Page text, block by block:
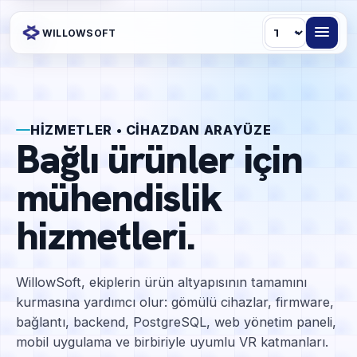
WILLOWSOFT Dil
HIZMETLER • CIHAZDAN ARAYÜZE
Bağlı ürünler için
mühendislik
hizmetleri.
WillowSoft, ekiplerin ürün altyapısının tamamını
kurmasına yardımcı olur: gömülü cihazlar, firmware,
bağlantı, backend, PostgreSQL, web yönetim paneli,
mobil uygulama ve birbiriyle uyumlu VR katmanları.